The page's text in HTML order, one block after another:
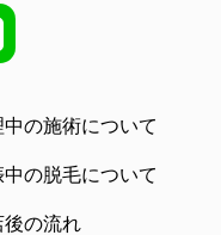
中の施術について
中の脱毛について
後の流れ